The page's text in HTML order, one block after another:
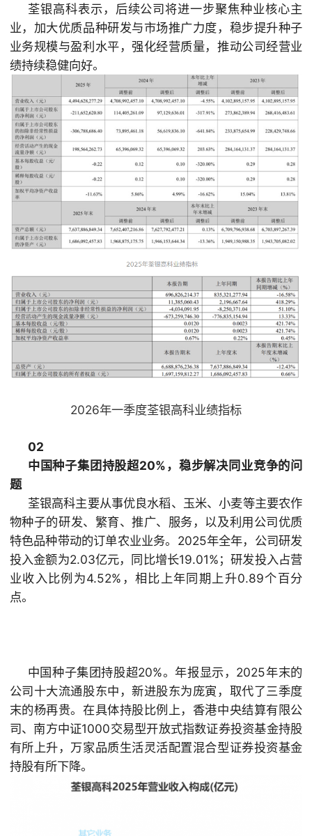
荃银高科表示，后续公司将进一步聚焦种业核心主
业，加大优质品种研发与市场推广力度，稳步提升种子
业务规模与盈利水平，强化经营质量，推动公司经营业
绩持续稳健向好。
2026年一季度荃银高科业绩指标
02
中国种子集团持股超20%，稳步解决同业竞争的问
题
荃银高科主要从事优良水稻、玉米、小麦等主要农作
物种子的研发、繁育、推广、服务，以及利用公司优质
特色品种带动的订单农业业务。 2025年全年，公司研发
投入金额为2.03亿元，同比增长19.01%；研发投入占营
业收入比例为4.52%，相比上年同期上升0.89个百分
点。
中国种子集团持股超20%。年报显示，2025年末的
公司十大流通股东中，新进股东为庞寅，取代了三季度
末的杨再贵。在具体持股比例上，香港中央结算有限公
司、南方中证1000交易型开放式指数证券投资基金持股
有所上升，万家品质生活灵活配置混合型证券投资基金
持股有所下降。